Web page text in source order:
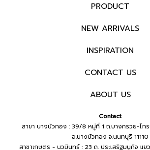
PRODUCT
NEW ARRIVALS
INSPIRATION
CONTACT US
ABOUT US
Contact
สาขา บางบัวทอง : 39/8 หมู่ที่ 1 ถ.บางกรวย-ไท
อ.บางบัวทอง จ.นนทบุรี 11110
สาขาเกษตร - นวมินทร์ : 23 ถ. ประเสริฐมนูกิจ แข